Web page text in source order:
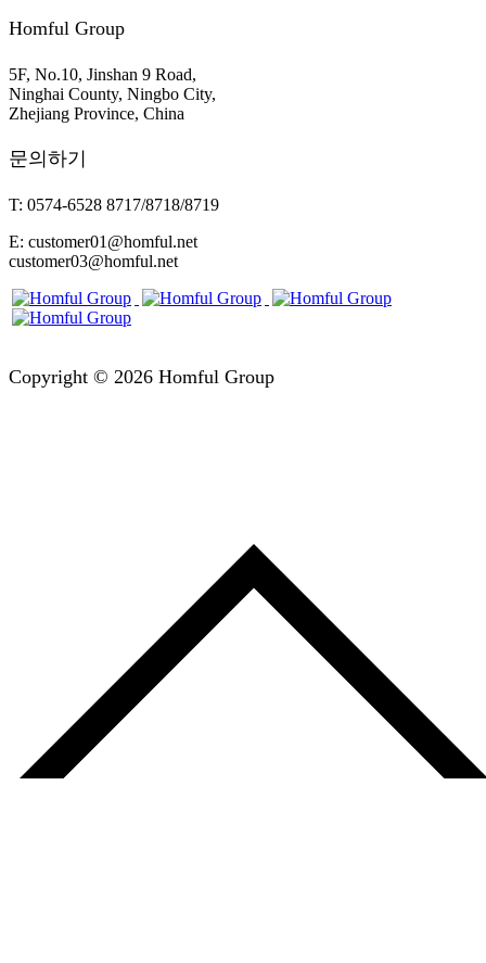
Homful Group
5F, No.10, Jinshan 9 Road,
Ninghai County, Ningbo City,
Zhejiang Province, China
문의하기
T: 0574-6528 8717/8718/8719
E: customer01@homful.net
customer03@homful.net
Copyright © 2026 Homful Group